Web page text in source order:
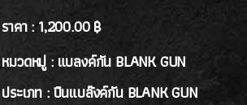
ราคา :1,200.00 ฿
หมวดหมู่ : แบลงค์กัน BLANK GUN
ประเภท : ปืนแบล๊งค์กัน BLANK GUN